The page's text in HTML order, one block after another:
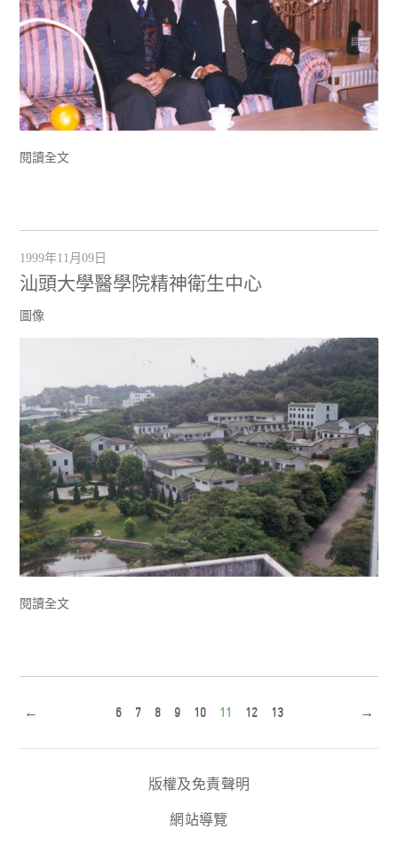
閱讀全文
1999年11月09日
汕頭大學醫學院精神衛生中心
圖像
閱讀全文
← 6 7 8 9 10 11 12 13 →
版權及免責聲明
網站導覽